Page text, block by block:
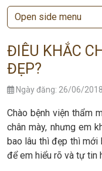
ĐIÊU KHẮC
ĐẸP?
Ngày đăng: 26/06/2018
Chào bệnh viện thẩm
chân mày, nhưng em
bao lâu thì đẹp thì mới
để em hiểu rõ và tự tin
Open side menu